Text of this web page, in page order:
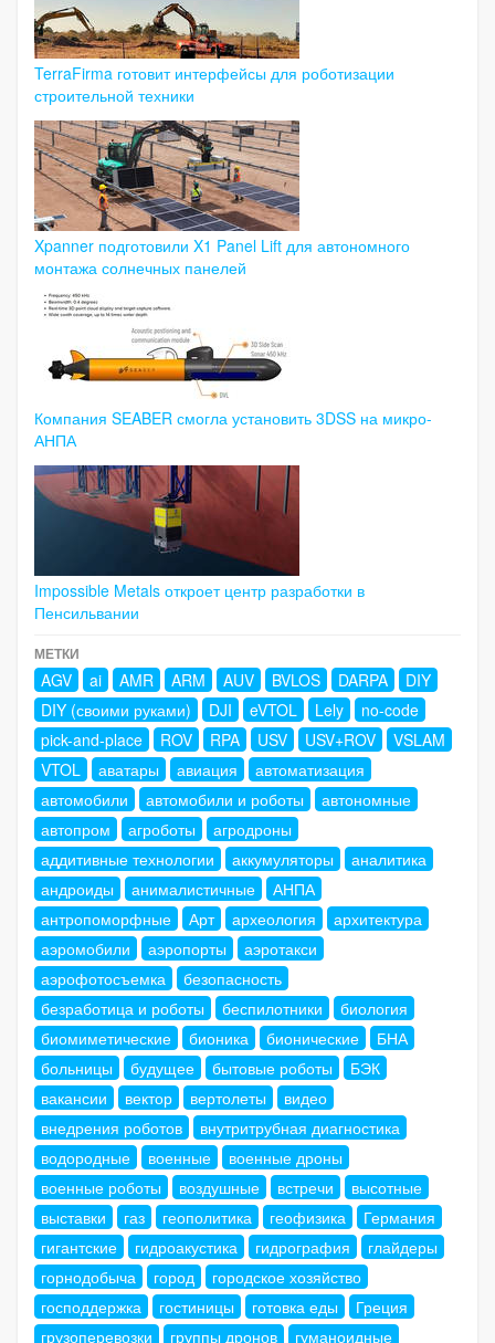
TerraFirma готовит интерфейсы для роботизации
строительной техники
Xpanner подготовили X1 Panel Lift для автономного
монтажа солнечных панелей
Компания SEABER смогла установить 3DSS на микро-
АНПА
Impossible Metals откроет центр разработки в
Пенсильвании
МЕТКИ
AGV ai AMR ARM AUV BVLOS DARPA
DIY
DIY (своими руками)
DJI eVTOL Lely
no-code
pick-and-place
ROV RPA USV USV+ROV
VSLAM
VTOL
аватары авиация
автоматизация
автомобили
автомобили и роботы
автономные
автопром
агроботы
агродроны
аддитивные технологии
аккумуляторы
аналитика
андроиды
анималистичные
АНПА
антропоморфные
Арт археология
архитектура
аэромобили
аэропорты
аэротакси
аэрофотосъемка
безопасность
безработица и роботы
беспилотники
биология
биомиметические
бионика бионические
БНА
больницы
будущее бытовые роботы
БЭК
вакансии
вектор вертолеты
видео
внедрения роботов
внутритрубная диагностика
водородные
военные
военные дроны
военные роботы
воздушные встречи
высотные
выставки
газ геополитика геофизика
Германия
гигантские
гидроакустика гидрография
глайдеры
горнодобыча
город
городское хозяйство
господдержка
гостиницы готовка еды
Греция
грузоперевозки
группы дронов
гуманоидные